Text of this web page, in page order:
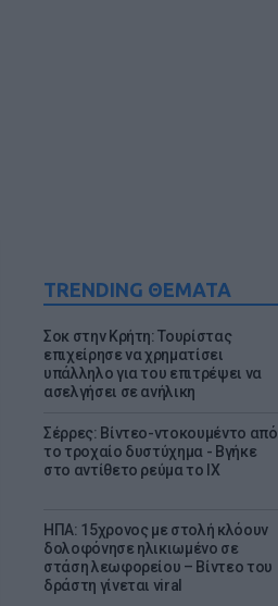
TRENDING ΘΕΜΑΤΑ
Σοκ στην Κρήτη: Τουρίστας
επιχείρησε να χρηματίσει
υπάλληλο για του επιτρέψει να
ασελγήσει σε ανήλικη
Σέρρες: Βίντεο-ντοκουμέντο από
το τροχαίο δυστύχημα - Βγήκε
στο αντίθετο ρεύμα το ΙΧ
ΗΠΑ: 15χρονος με στολή κλόουν
δολοφόνησε ηλικιωμένο σε
στάση λεωφορείου – Βίντεο του
δράστη γίνεται viral